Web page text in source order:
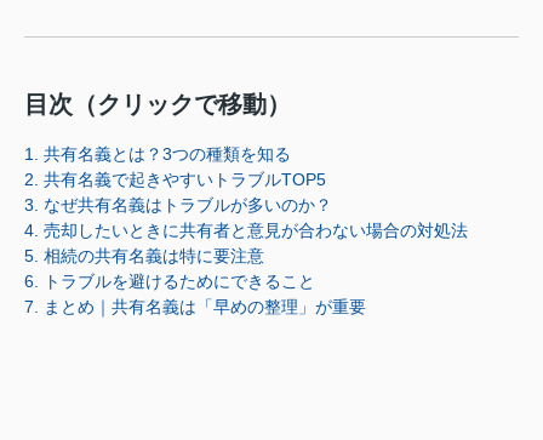
目次（クリックで移動）
1. 共有名義とは？3つの種類を知る
2. 共有名義で起きやすいトラブルTOP5
3. なぜ共有名義はトラブルが多いのか？
4. 売却したいときに共有者と意見が合わない場合の対処法
5. 相続の共有名義は特に要注意
6. トラブルを避けるためにできること
7. まとめ｜共有名義は「早めの整理」が重要